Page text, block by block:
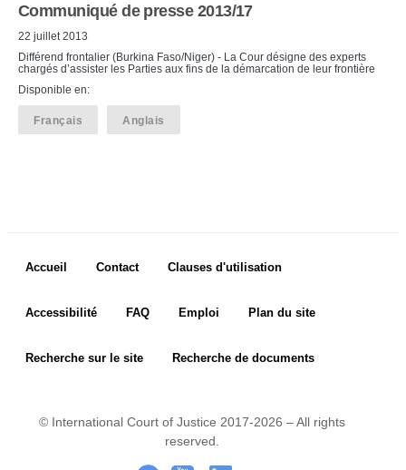
Communiqué de presse 2013/17
22 juillet 2013
Différend frontalier (Burkina Faso/Niger) - La Cour désigne des experts
chargés d’assister les Parties aux fins de la démarcation de leur frontière
Disponible en:
Français Anglais
Footer menu
Accueil Contact Clauses d'utilisation
Accessibilité FAQ Emploi Plan du site
Recherche sur le site Recherche de documents
© International Court of Justice 2017-2026 – All rights
reserved.
. - ..